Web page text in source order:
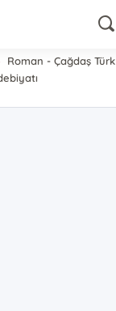
Roman - Çağdaş Türk